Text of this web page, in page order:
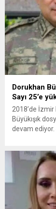
Dorukhan
Sayı 25’e
2018’de İzmir
Büyükışık
devam
bulunan